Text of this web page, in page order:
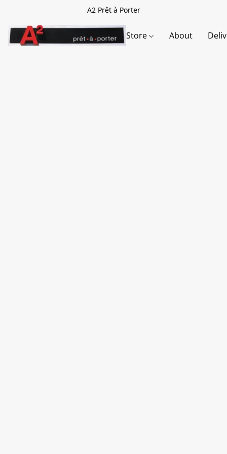
A2 Prêt à Porter
Store About